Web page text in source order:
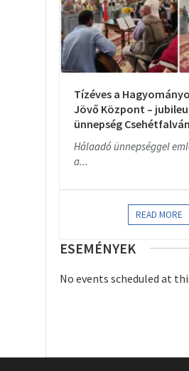
Tízéves a
Jövő Központ –
ünnepség Csehétfalván
Hálaadó ünnepséggel
a...
READ MORE
ESEMÉNYEK
No events scheduled at